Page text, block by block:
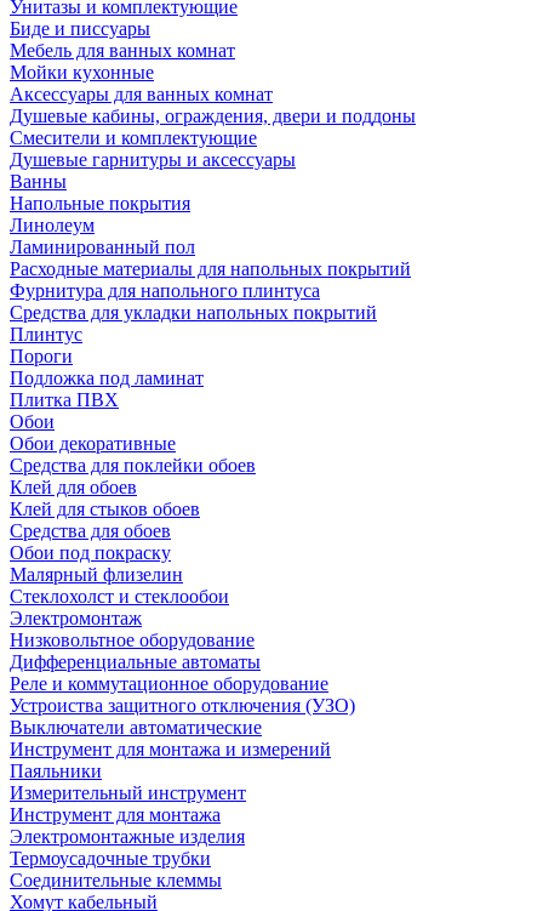
Унитазы и комплектующие
Биде и писсуары
Мебель для ванных комнат
Мойки кухонные
Аксессуары для ванных комнат
Душевые кабины, ограждения, двери и поддоны
Смесители и комплектующие
Душевые гарнитуры и аксессуары
Ванны
Напольные покрытия
Линолеум
Ламинированный пол
Расходные материалы для напольных покрытий
Фурнитура для напольного плинтуса
Средства для укладки напольных покрытий
Плинтус
Пороги
Подложка под ламинат
Плитка ПВХ
Обои
Обои декоративные
Средства для поклейки обоев
Клей для обоев
Клей для стыков обоев
Средства для обоев
Обои под покраску
Малярный флизелин
Стеклохолст и стеклообои
Электромонтаж
Низковольтное оборудование
Дифференциальные автоматы
Реле и коммутационное оборудование
Устроиства защитного отключения (УЗО)
Выключатели автоматические
Инструмент для монтажа и измерений
Паяльники
Измерительный инструмент
Инструмент для монтажа
Электромонтажные изделия
Термоусадочные трубки
Соединительные клеммы
Хомут кабельный